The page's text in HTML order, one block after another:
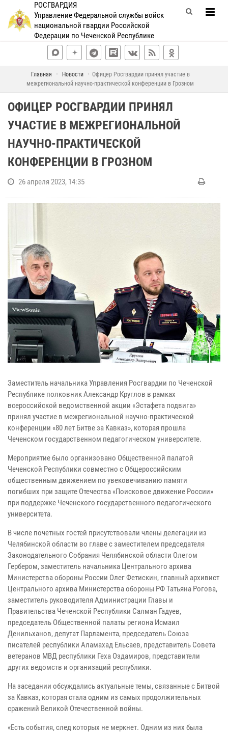
РОСГВАРДИЯ
Управление Федеральной службы войск
национальной гвардии Российской
Федерации по Чеченской Республике
Главная Новости
Офицер Росгвардии принял участие в
межрегиональной научно-практической конференции в Грозном
ОФИЦЕР РОСГВАРДИИ ПРИНЯЛ
УЧАСТИЕ В МЕЖРЕГИОНАЛЬНОЙ
НАУЧНО-ПРАКТИЧЕСКОЙ
КОНФЕРЕНЦИИ В ГРОЗНОМ
26 апреля 2023, 14:35
Заместитель начальника Управления Росгвардии по Чеченской
Республике полковник Александр Круглов в рамках
всероссийской ведомственной акции «Эстафета подвига»
принял участие в межрегиональной научно-практической
конференции «80 лет Битве за Кавказ», которая прошла
Чеченском государственном педагогическом университете.
Мероприятие было организовано Общественной палатой
Чеченской Республики совместно с Общероссийским
общественным движением по увековечиванию памяти
погибших при защите Отечества «Поисковое движение России»
при поддержке Чеченского государственного педагогического
университета.
В числе почетных гостей присутствовали члены делегации из
Челябинской области во главе с заместителем председателя
Законодательного Собрания Челябинской области Олегом
Гербером, заместитель начальника Центрального архива
Министерства обороны России Олег Фетискин, главный архивист
Центрального архива Министерства обороны РФ Татьяна Рогова,
заместитель руководителя Администрации Главы и
Правительства Чеченской Республики Салман Гадуев,
председатель Общественной палаты региона Исмаил
Денильханов, депутат Парламента, председатель Союза
писателей республики Аламахад Ельсаев, представитель Совета
ветеранов МВД республики Геха Оздамиров, представители
других ведомств и организаций республики.
На заседании обсуждались актуальные темы, связанные с Битвой
за Кавказ, которая стала одним из самых продолжительных
сражений Великой Отечественной войны.
«Есть события, след которых не меркнет. Одним из них была